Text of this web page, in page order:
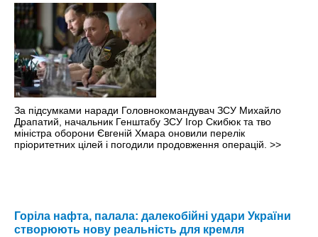
За підсумками наради Головнокомандувач ЗСУ Михайло
Драпатий, начальник Генштабу ЗСУ Ігор Скибюк та тво
міністра оборони Євгеній Хмара оновили перелік
пріоритетних цілей і погодили продовження операцій. >>
Горіла нафта, палала: далекобійні удари України
створюють нову реальність для кремля